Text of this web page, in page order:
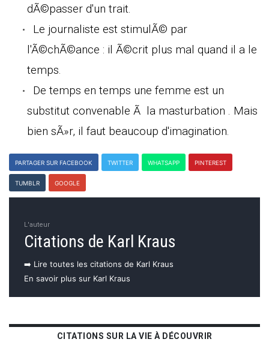
dÃ©passer d'un trait.
Le journaliste est stimulÃ© par
l'Ã©chÃ©ance : il Ã©crit plus mal quand il a le
temps.
De temps en temps une femme est un
substitut convenable Ã la masturbation . Mais
bien sÃ»r, il faut beaucoup d'imagination.
PARTAGER SUR FACEBOOK TWITTER WHATSAPP PINTEREST
TUMBLR GOOGLE
L'auteur
Citations de Karl Kraus
➡️ Lire toutes les citations de Karl Kraus
En savoir plus sur Karl Kraus
CITATIONS SUR LA VIE À DÉCOUVRIR